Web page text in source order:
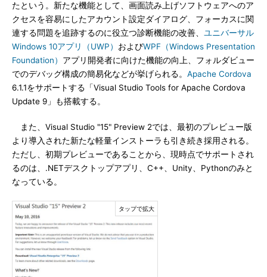
たという。新たな機能として、画面読み上げソフトウェアへのア
クセスを容易にしたアカウント設定ダイアログ、フォーカスに関
連する問題を追跡するのに役立つ診断機能の改善、 ユニバーサル
Windows 10アプリ（UWP） およびWPF（Windows Presentation
Foundation） アプリ開発者に向けた機能の向上、フォルダビュー
でのデバッグ構成の簡易化などが挙げられる。 Apache Cordova
6.1.1をサポートする「Visual Studio Tools for Apache Cordova
Update 9」も搭載する。
また、Visual Studio "15" Preview 2では、最初のプレビュー版
より導入された新たな軽量インストーラも引き続き採用される。
ただし、初期プレビューであることから、現時点でサポートされ
るのは、.NETデスクトップアプリ、C++、Unity、Pythonのみと
なっている。